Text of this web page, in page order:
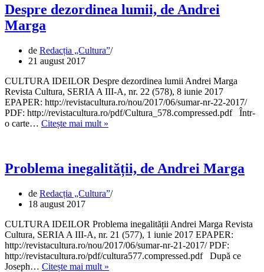
Marga
Despre dezordinea lumii, de Andrei
Marga
de Redacția „Cultura”
21 august 2017
CULTURA IDEILOR Despre dezordinea lumii Andrei Marga
Revista Cultura, SERIA A III-A, nr. 22 (578), 8 iunie 2017
EPAPER: http://revistacultura.ro/nou/2017/06/sumar-nr-22-2017/
PDF: http://revistacultura.ro/pdf/Cultura_578.compressed.pdf Într-
o carte… Citește mai mult »
Andrei
Marga
Problema inegalității, de Andrei Marga
de Redacția „Cultura”
18 august 2017
CULTURA IDEILOR Problema inegalității Andrei Marga Revista
Cultura, SERIA A III-A, nr. 21 (577), 1 iunie 2017 EPAPER:
http://revistacultura.ro/nou/2017/06/sumar-nr-21-2017/ PDF:
http://revistacultura.ro/pdf/cultura577.compressed.pdf După ce
Joseph… Citește mai mult »